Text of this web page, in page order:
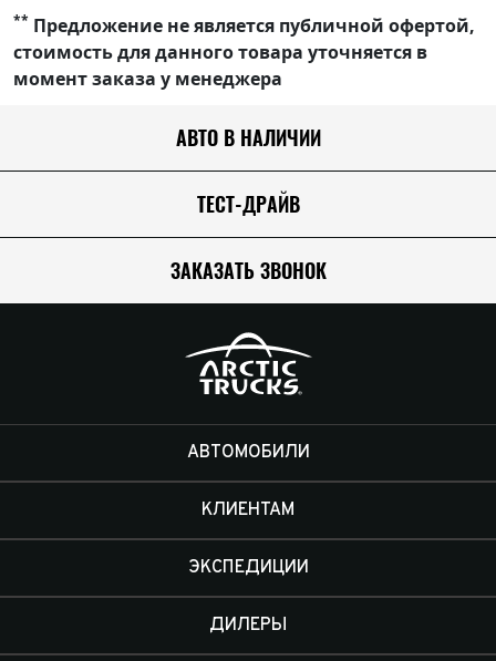
** Предложение не является публичной офертой,
стоимость для данного товара уточняется в
момент заказа у менеджера
АВТО В НАЛИЧИИ
ТЕСТ-ДРАЙВ
ЗАКАЗАТЬ ЗВОНОК
АВТОМОБИЛИ
КЛИЕНТАМ
ЭКСПЕДИЦИИ
ДИЛЕРЫ